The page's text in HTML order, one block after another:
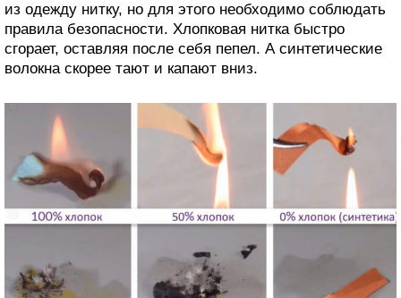
из одежду нитку, но для этого необходимо соблюдать
правила безопасности. Хлопковая нитка быстро
сгорает, оставляя после себя пепел. А синтетические
волокна скорее тают и капают вниз.